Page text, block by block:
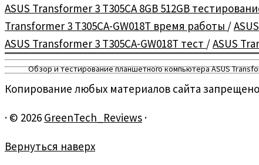
Обзор и тестирование планшетного компьютера ASUS
ASUS Transformer 3 T305CA 8GB 512GB
Transformer 3 T305CA-GW018T время работы /
ASUS Transformer 3 T305CA-GW018T тест /ASUS
Копирование любых материалов сайта
· © 2026 GreenTech_Reviews ·
Вернуться наверх